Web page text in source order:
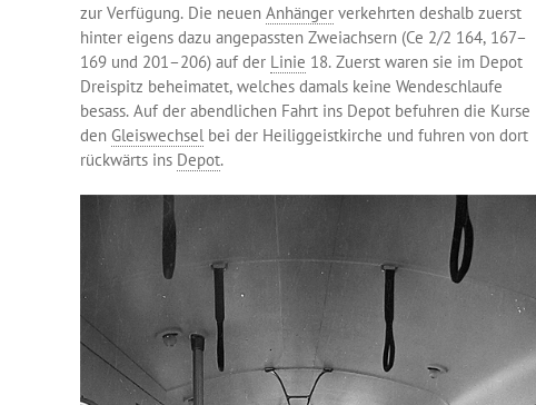
zur Verfügung. Die neuen Anhänger verkehrten deshalb zuerst
hinter eigens dazu angepassten Zweiachsern (Ce 2/2 164, 167–
169 und 201–206) auf der Linie 18. Zuerst waren sie im Depot
Dreispitz beheimatet, welches damals keine Wendeschlaufe
besass. Auf der abendlichen Fahrt ins Depot befuhren die Kurse
den Gleiswechsel bei der Heiliggeistkirche und fuhren von dort
rückwärts ins Depot.